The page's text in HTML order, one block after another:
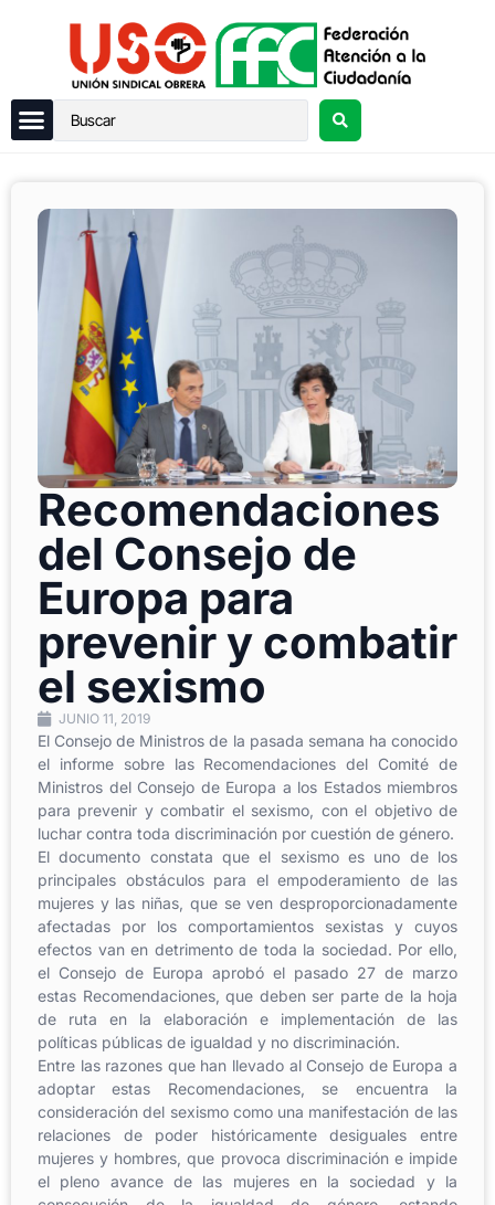
Recomendaciones
del Consejo de
Europa para
prevenir y combatir
el sexismo
JUNIO 11, 2019
El Consejo de Ministros de la pasada semana ha conocido
el informe sobre las Recomendaciones del Comité de
Ministros del Consejo de Europa a los Estados miembros
para prevenir y combatir el sexismo, con el objetivo de
luchar contra toda discriminación por cuestión de género.
El documento constata que el sexismo es uno de los
principales obstáculos para el empoderamiento de las
mujeres y las niñas, que se ven desproporcionadamente
afectadas por los comportamientos sexistas y cuyos
efectos van en detrimento de toda la sociedad. Por ello,
el Consejo de Europa aprobó el pasado 27 de marzo
estas Recomendaciones, que deben ser parte de la hoja
de ruta en la elaboración e implementación de las
políticas públicas de igualdad y no discriminación.
Entre las razones que han llevado al Consejo de Europa a
adoptar estas Recomendaciones, se encuentra la
consideración del sexismo como una manifestación de las
relaciones de poder históricamente desiguales entre
mujeres y hombres, que provoca discriminación e impide
el pleno avance de las mujeres en la sociedad y la